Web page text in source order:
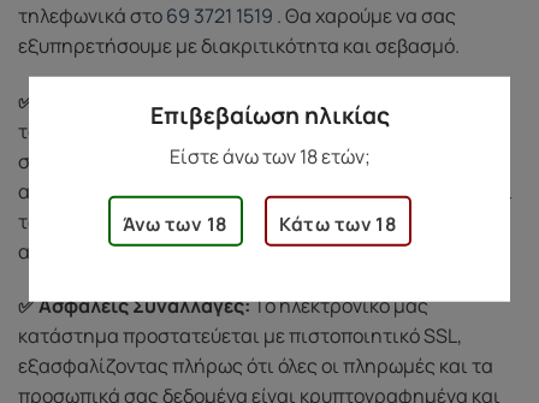
τηλεφωνικά στο69 3721 1519 . Θα χαρούμε να σας
εξυπηρετήσουμε με διακριτικότητα και σεβασμό.
✅ Σεβασμός στην Ιδιωτικότητά σας: Προστατεύουμε
τα προσωπικά σας δεδομένα και δεν κοινοποιούμε ποτέ
σε τρίτους. Χρησιμοποιούμε τις πληροφορίες σας
αποκλειστικά για την ολοκλήρωση των παραγγελιών και
των υπηρεσιών μας, σύμφωνα με την πολιτική
απορρήτου μας.
✅ Ασφαλείς Συναλλαγές:Το ηλεκτρονικό μας
κατάστημα προστατεύεται με πιστοποιητικό SSL,
εξασφαλίζοντας πλήρως ότι όλες οι πληρωμές και τα
προσωπικά σας δεδομένα είναι κρυπτογραφημένα και
Επιβεβαίωση ηλικίας
Είστε άνω των 18 ετών;
Άνω των 18 Κάτω των 18